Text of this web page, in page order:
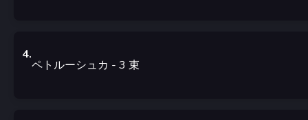
4.
ペトルーシュカ - 3 束